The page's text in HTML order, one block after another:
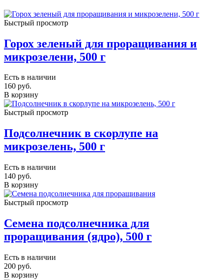
Быстрый просмотр
Горох зеленый для проращивания и
микрозелени, 500 г
Есть в наличии
160 руб.
В корзину
Быстрый просмотр
Подсолнечник в скорлупе на
микрозелень, 500 г
Есть в наличии
140 руб.
В корзину
Быстрый просмотр
Семена подсолнечника для
проращивания (ядро), 500 г
Есть в наличии
200 руб.
В корзину